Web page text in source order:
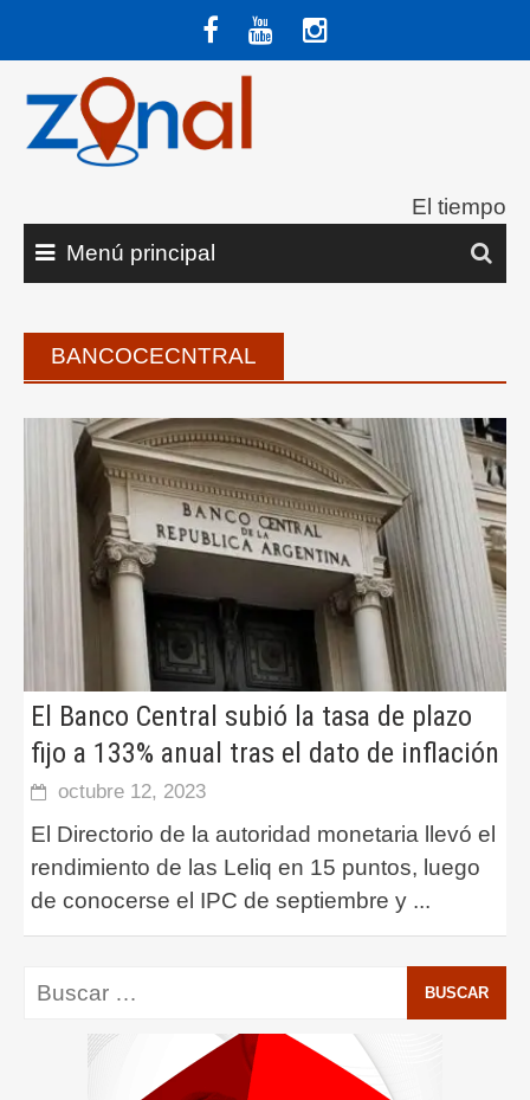
contenido
El tiempo
Menú principal
BANCOCECNTRAL
El Banco Central subió la tasa de plazo
fijo a 133% anual tras el dato de inflación
octubre 12, 2023
El Directorio de la autoridad monetaria llevó el
rendimiento de las Leliq en 15 puntos, luego
de conocerse el IPC de septiembre y ...
Buscar: